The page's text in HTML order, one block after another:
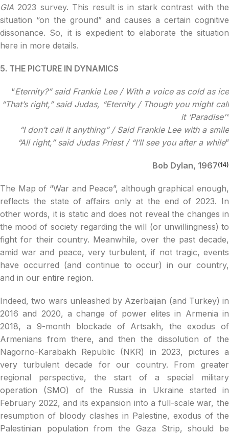
GIA 2023 survey. This result is in stark contrast with the
situation “on the ground” and causes a certain cognitive
dissonance. So, it is expedient to elaborate the situation
here in more details.
5. THE PICTURE IN DYNAMICS
“Eternity?” said Frankie Lee / With a voice as cold as ice
“That’s right,” said Judas, “Eternity / Though you might call
it ‘Paradise’”
“I don’t call it anything” / Said Frankie Lee with a smile
“All right,” said Judas Priest / “I’ll see you after a while”
Bob Dylan, 1967(14)
The Map of “War and Peace”, although graphical enough,
reflects the state of affairs only at the end of 2023. In
other words, it is static and does not reveal the changes in
the mood of society regarding the will (or unwillingness) to
fight for their country. Meanwhile, over the past decade,
amid war and peace, very turbulent, if not tragic, events
have occurred (and continue to occur) in our country,
and in our entire region.
Indeed, two wars unleashed by Azerbaijan (and Turkey) in
2016 and 2020, a change of power elites in Armenia in
2018, a 9-month blockade of Artsakh, the exodus of
Armenians from there, and then the dissolution of the
Nagorno-Karabakh Republic (NKR) in 2023, pictures a
very turbulent decade for our country. From greater
regional perspective, the start of a special military
operation (SMO) of the Russia in Ukraine started in
February 2022, and its expansion into a full-scale war, the
resumption of bloody clashes in Palestine, exodus of the
Palestinian population from the Gaza Strip, should be